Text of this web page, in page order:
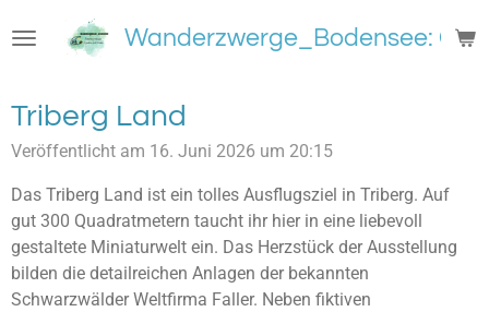
Hauptinhalt
Wanderzwerge_Bodensee:
Triberg Land
Veröffentlicht am 16. Juni 2026 um 20:15
Das Triberg Land ist ein tolles Ausflugsziel in Triberg. Auf
gut 300 Quadratmetern taucht ihr hier in eine liebevoll
gestaltete Miniaturwelt ein. Das Herzstück der Ausstellung
bilden die detailreichen Anlagen der bekannten
Schwarzwälder Weltfirma Faller. Neben fiktiven